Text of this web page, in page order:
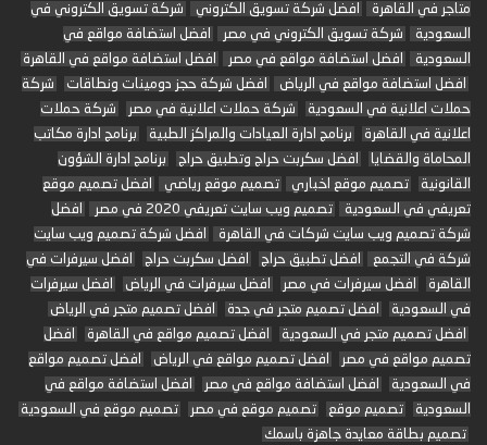
متاجر في القاهرة
افضل شركة تسويق الكتروني
شركة تسويق الكتروني في
السعودية
شركة تسويق الكتروني في مصر
افضل استضافة مواقع في
السعودية
افضل استضافة مواقع في مصر
افضل استضافة مواقع في القاهرة
افضل استضافة مواقع في الرياض
افضل شركة حجز دومينات ونطاقات
شركة
حملات اعلانية في السعودية
شركة حملات اعلانية في مصر
شركة حملات
اعلانية في القاهرة
برنامج ادارة العيادات والمراكز الطبية
برنامج ادارة مكاتب
المحاماة والقضايا
افضل سكربت حراج وتطبيق حراج
برنامج ادارة الشؤون
القانونية
تصميم موقع اخباري تصميم موقع رياضي
افضل تصميم موقع
تعريفي في السعودية
تصميم ويب سايت تعريفي 2020 في مصر
افضل
شركة تصميم ويب سايت شركات في القاهرة
افضل شركة تصميم ويب سايت
شركة في التجمع
افضل تطبيق حراج افضل سكربت حراج
افضل سيرفرات في
القاهرة
افضل سيرفرات في مصر افضل سيرفرات في الرياض
افضل سيرفرات
في السعودية
افضل تصميم متجر في جدة
افضل تصميم متجر في الرياض
افضل تصميم متجر في السعودية
افضل تصميم مواقع في القاهرة
افضل
تصميم مواقع في مصر
افضل تصميم مواقع في الرياض
افضل تصميم مواقع
في السعودية
افضل استضافة مواقع في مصر
افضل استضافة مواقع في
السعودية
تصميم موقع تصميم موقع في مصر
تصميم موقع في السعودية
تصميم بطاقة معايدة جاهزة باسمك